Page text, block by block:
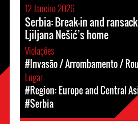
12 Janeiro 2026
Serbia: Break-in and
Ljiljana Nešić’s home
Violações
#Invasão / Arrombamento /
Lugar
#Region: Europe and Central
#Serbia